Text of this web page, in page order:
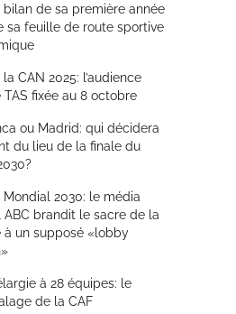
bilan de sa première année
sa feuille de route sportive
CAN 2025: l’audience
fixée au 8 octobre
ou Madrid: qui décidera
du lieu de la finale du
Mondial 2030: le média
ABC brandit le sacre de la
à un supposé «lobby
à 28 équipes: le
de la CAF